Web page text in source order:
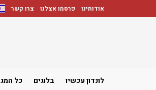
אודותינו פרסמו אצלנו צרו קשר
לונדון עכשיו בלוגים כל